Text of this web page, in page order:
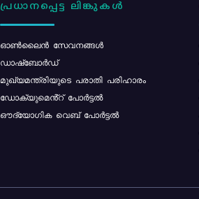
പ്രധാനപ്പെട്ട ലിങ്കുകൾ
ഓൺലൈൻ സേവനങ്ങൾ
ഡാഷ്ബോർഡ്
മുഖ്യമന്ത്രിയുടെ പരാതി പരിഹാരം
ഡോക്യുമെൻ്റ് പോർട്ടൽ
ഔദ്യോഗിക വെബ് പോർട്ടൽ